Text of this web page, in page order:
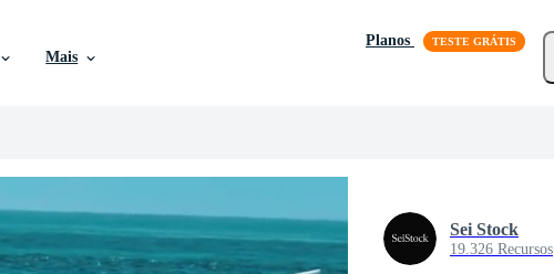
Mais
Planos
Sei Stock
19.326 Recursos